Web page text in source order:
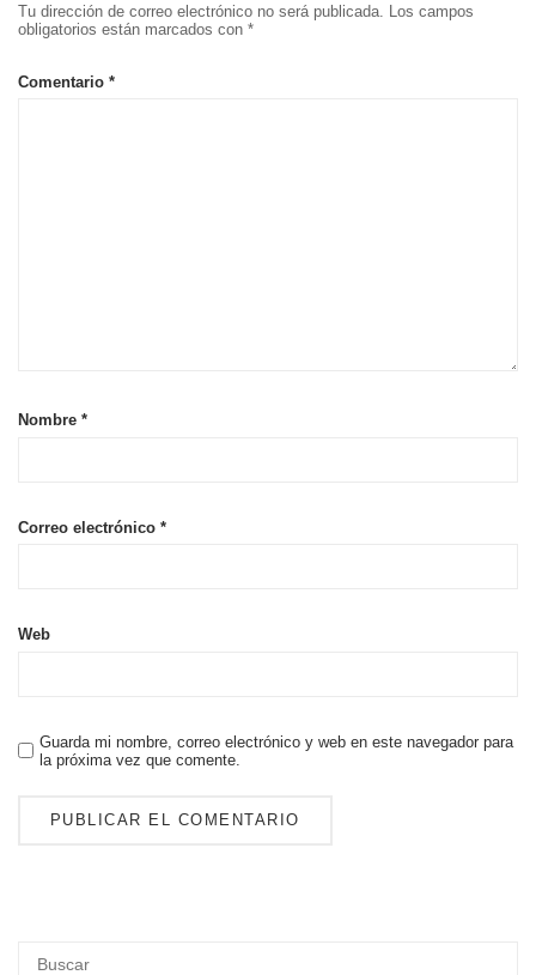
Tu dirección de correo electrónico no será publicada. Los campos
obligatorios están marcados con *
Comentario *
Nombre *
Correo electrónico *
Web
Guarda mi nombre, correo electrónico y web en este navegador para
la próxima vez que comente.